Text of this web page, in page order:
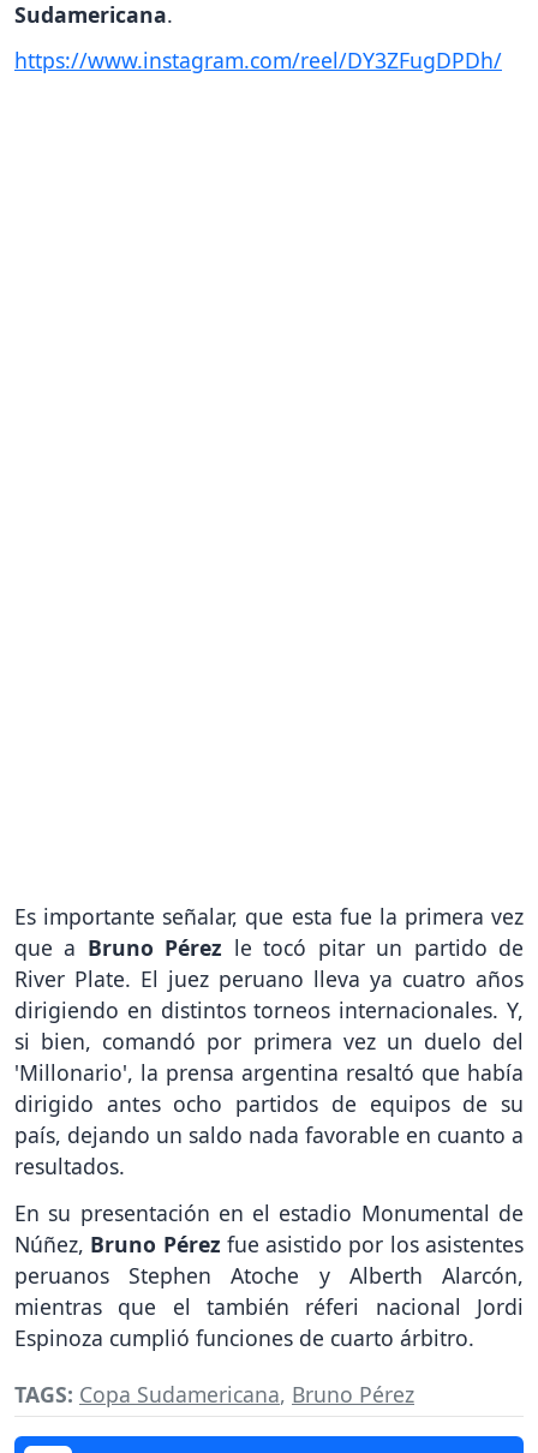
Sudamericana.
https://www.instagram.com/reel/DY3ZFugDPDh/
Es importante señalar, que esta fue la primera vez
que a Bruno Pérez le tocó pitar un partido de
River Plate. El juez peruano lleva ya cuatro años
dirigiendo en distintos torneos internacionales. Y,
si bien, comandó por primera vez un duelo del
'Millonario', la prensa argentina resaltó que había
dirigido antes ocho partidos de equipos de su
país, dejando un saldo nada favorable en cuanto a
resultados.
En su presentación en el estadio Monumental de
Núñez, Bruno Pérez fue asistido por los asistentes
peruanos Stephen Atoche y Alberth Alarcón,
mientras que el también réferi nacional Jordi
Espinoza cumplió funciones de cuarto árbitro.
TAGS: Copa Sudamericana, Bruno Pérez